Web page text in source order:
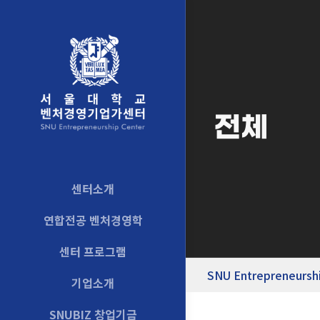
센터소개
연합전공 벤처경영학
센터 프로그램
기업소개
SNUBIZ 창업기금
전체
SNU